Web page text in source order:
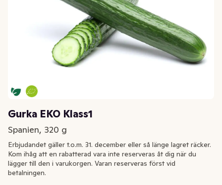
Gurka EKO Klass1
Spanien, 320 g
Erbjudandet gäller t.o.m. 31. december eller så länge lagret räcker.
Kom ihåg att en rabatterad vara inte reserveras åt dig när du
lägger till den i varukorgen. Varan reserveras först vid
betalningen.